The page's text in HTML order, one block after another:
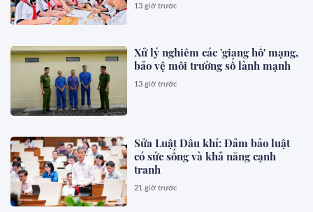
13 giờ trước
Xử lý nghiêm các 'giang hồ' mạng,
bảo vệ môi trường số lành mạnh
13 giờ trước
Sửa Luật Dầu khí: Đảm bảo luật
có sức sống và khả năng cạnh
tranh
21 giờ trước